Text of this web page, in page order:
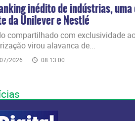
inédito de indústrias,
da Unilever e Nestlé
compartilhado com exclusividade
virou alavanca de...
2026 08:13:00